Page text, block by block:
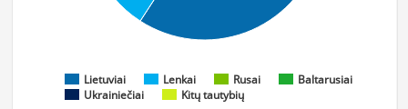
Lietuviai Lenkai Rusai
Baltarusiai
Ukrainiečiai
Kitų tautybių